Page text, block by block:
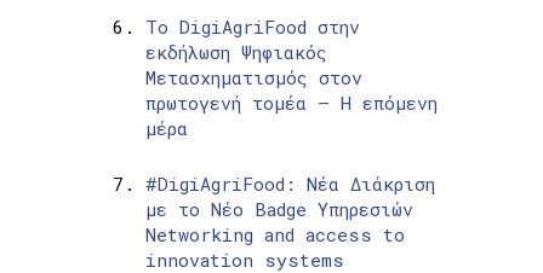
Το DigiAgriFood στην
εκδήλωση Ψηφιακός
Μετασχηματισμός στον
πρωτογενή τομέα – Η επόμενη
μέρα
#DigiAgriFood: Νέα Διάκριση
με το Νέο Badge Υπηρεσιών
Networking and access to
innovation systems